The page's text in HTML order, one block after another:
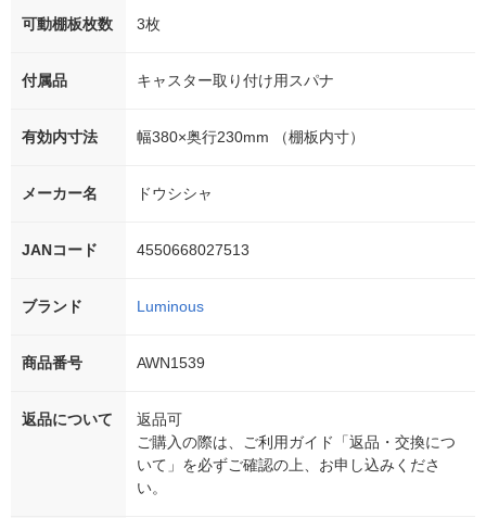
可動棚板枚数 3枚
付属品 キャスター取り付け用スパナ
有効内寸法 幅380×奥行230mm （棚板内寸）
メーカー名 ドウシシャ
JANコード 4550668027513
ブランド Luminous
商品番号 AWN1539
返品について
返品可
ご購入の際は、ご利用ガイド「返品・交換につ
いて」を必ずご確認の上、お申し込みくださ
い。